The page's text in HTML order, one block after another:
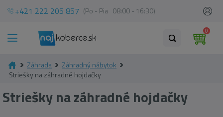
+421 222 205 857 (Po - Pia 08:00 - 16:30)
0
Záhrada
Záhradný nábytok
Striešky na záhradné hojdačky
Striešky na záhradné hojdačky